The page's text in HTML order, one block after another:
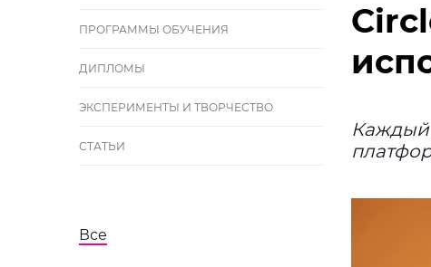
ПРОГРАММЫ ОБУЧЕНИЯ
ДИПЛОМЫ
ЭКСПЕРИМЕНТЫ И ТВОРЧЕСТВО
СТАТЬИ
Все
Каждый